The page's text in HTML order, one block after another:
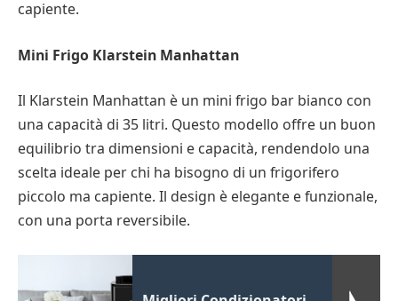
capiente.
Mini Frigo Klarstein Manhattan
Il Klarstein Manhattan è un mini frigo bar bianco con
una capacità di 35 litri. Questo modello offre un buon
equilibrio tra dimensioni e capacità, rendendolo una
scelta ideale per chi ha bisogno di un frigorifero
piccolo ma capiente. Il design è elegante e funzionale,
con una porta reversibile.